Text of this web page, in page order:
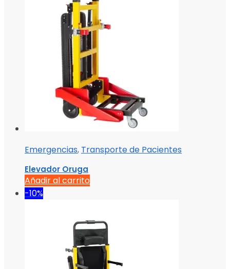
Emergencias, Transporte de Pacientes
Elevador Oruga
Añadir al carrito
-10%